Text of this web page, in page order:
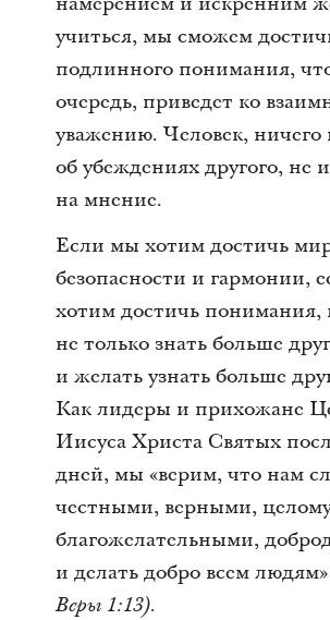
учиться, мы сможем
подлинного понимания,
очередь, приведет ко
уважению. Человек,
об убеждениях другого, не
на мнение.
Если мы хотим достичь
безопасности и гармонии,
хотим достичь
не только знать больше
и желать узнать больше
Как лидеры и прихожане
Иисуса Христа Святых
дней, мы «верим, что нам
честными, верными,
благожелательными,
и делать добро всем людям»
Веры 1:13).